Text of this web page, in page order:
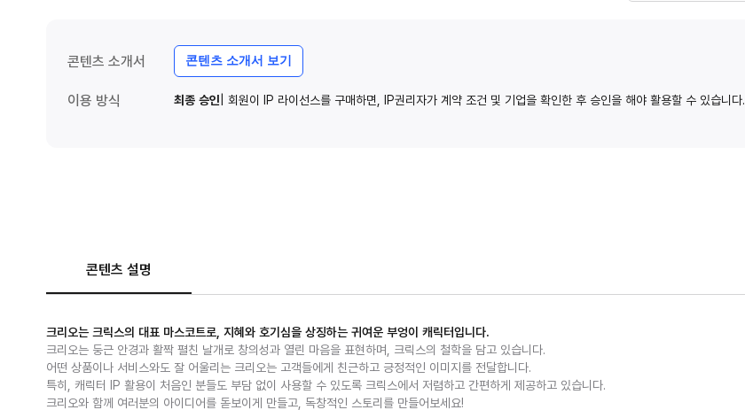
콘텐츠 소개서 콘텐츠 소개서 보기
이용 방식 최종 승인| 회원이 IP 라이선스를 구매하면, IP권리자가 계약 조건 및 기업을 확인한 후 승인을 해야 활용할 수 있습니다.
콘텐츠 설명
크리오는 크릭스의 대표 마스코트로, 지혜와 호기심을 상징하는 귀여운 부엉이 캐릭터입니다.
크리오는 둥근 안경과 활짝 펼친 날개로 창의성과 열린 마음을 표현하며, 크릭스의 철학을 담고 있습니다.
어떤 상품이나 서비스와도 잘 어울리는 크리오는 고객들에게 친근하고 긍정적인 이미지를 전달합니다.
특히, 캐릭터 IP 활용이 처음인 분들도 부담 없이 사용할 수 있도록 크릭스에서 저렴하고 간편하게 제공하고 있습니다.
크리오와 함께 여러분의 아이디어를 돋보이게 만들고, 독창적인 스토리를 만들어보세요!